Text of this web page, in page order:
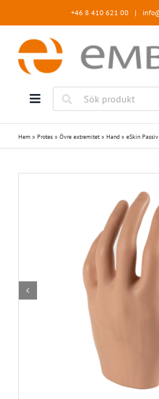
+46 8 410 621 00 |
Hem » Protes » Övre extremitet» Hand » eSkin
